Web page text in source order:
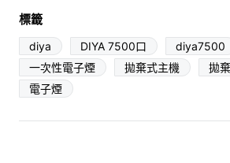
標籤
diya DIYA 7500口 diya7500
一次性電子煙
拋棄式主機
拋
電子煙